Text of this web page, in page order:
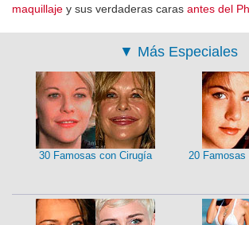
maquillaje y sus verdaderas caras antes del
▼ Más Especiales
30 Famosas con Cirugía
20 Famosas